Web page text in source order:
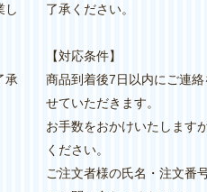
し
承
了承ください。
【対応条件】
商品到着後7日以内にご連
せていただきます。
お手数をおかけいたします
ください。
ご注文者様の氏名・注文番